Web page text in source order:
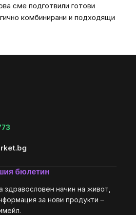
сме подготвили готови
комбинирани и подходящи
бюлетин
здравословен начин на живот,
за нови продукти –